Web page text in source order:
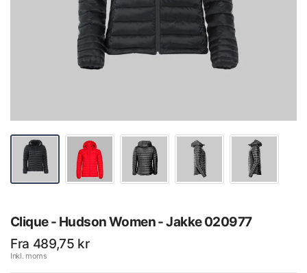
Clique - Hudson Women - Jakke 020977
Fra 489,75 kr
Inkl. moms